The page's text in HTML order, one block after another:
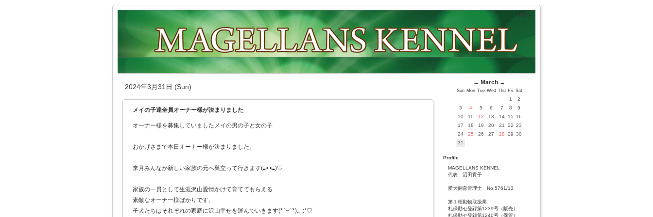
BBS
2024年3月31日 (Sun)
メイの子達全員オーナー様が決まりました
オーナー様を募集していましたメイの男の子と女の子
おかげさまで本日オーナー様が決まりました。
来月みんなが新しい家族の元へ巣立って行きます(⑉• •⑉)♡
家族の一員として生涯沢山愛情かけて育ててもらえる
素敵なオーナー様ばかりです。
子犬たちはそれぞれの家庭に沢山幸せを運んでいきます(*˘︶˘*).｡.:*♡
← March →
Sun Mon Tue Wed Thu Fri Sat
1
2
3
4 5 6 7 8
9
10
11 12 13 14 15
16
17
18 19 20 21 22 23
24
25 26 27 28 29 30
31
Profile
MAGELLANS KENNEL
代表 沼田貴子
愛犬飼育管理士 No.5761/13
第１種動物取扱業
札保動セ登録第1239号（販売）
札保動セ登録第1240号（保管）